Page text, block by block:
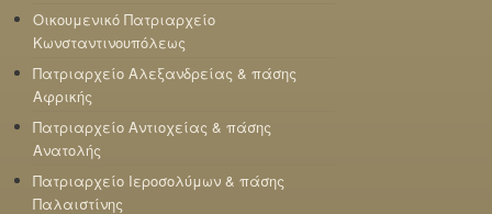
Οικουμενικό Πατριαρχείο
Κωνσταντινουπόλεως
Πατριαρχείο Αλεξανδρείας & πάσης
Αφρικής
Πατριαρχείο Αντιοχείας & πάσης
Ανατολής
Πατριαρχείο Ιεροσολύμων & πάσης
Παλαιστίνης